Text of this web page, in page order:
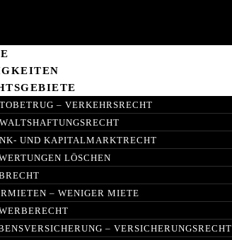
– VERKEHRSRECHT
UND KAPITALMARKTRECHT
LÖSCHEN
– WENIGER MIETE
– VERSICHERUNGSRECHT